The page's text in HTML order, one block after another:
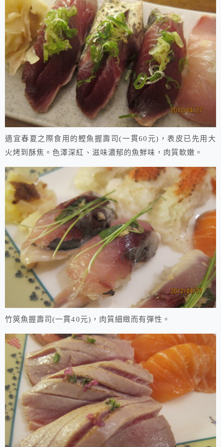
適宜春夏之際食用的鰹魚握壽司(一貫60元)，表皮已先用大
火烤到酥焦。色澤深紅、滋味濃郁的魚鮮味，肉質軟嫩。
竹筴魚握壽司(一貫40元)，肉質細緻而有彈性。